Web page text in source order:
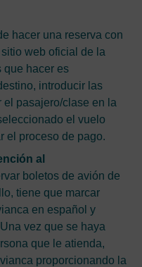
hacer una reserva con
web oficial de la
que hacer es
introducir las
pasajero/clase en la
el vuelo
el proceso de pago.
al
boletos de avión de
tiene que marcar
en español y
vez que se haya
que le atienda,
proporcionando la